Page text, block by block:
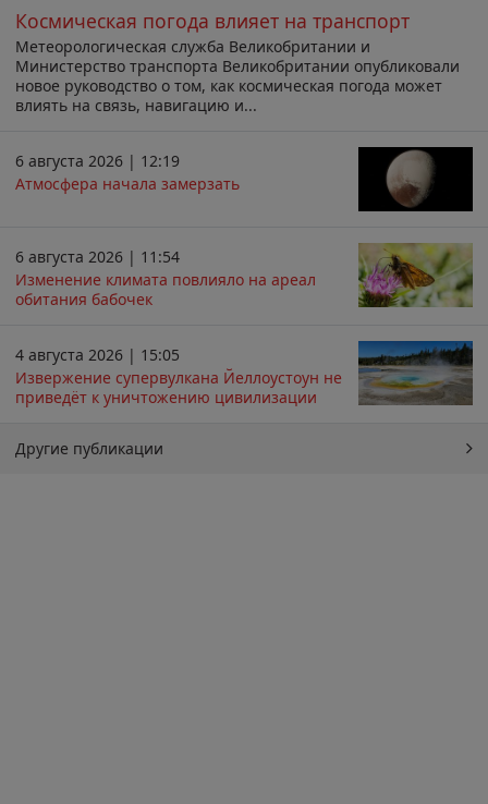
Космическая погода влияет на транспорт
Метеорологическая служба Великобритании и
Министерство транспорта Великобритании опубликовали
новое руководство о том, как космическая погода может
влиять на связь, навигацию и...
6 августа 2026 | 12:19
Атмосфера начала замерзать
6 августа 2026 | 11:54
Изменение климата повлияло на ареал
обитания бабочек
4 августа 2026 | 15:05
Извержение супервулкана Йеллоустоун не
приведёт к уничтожению цивилизации
Другие публикации